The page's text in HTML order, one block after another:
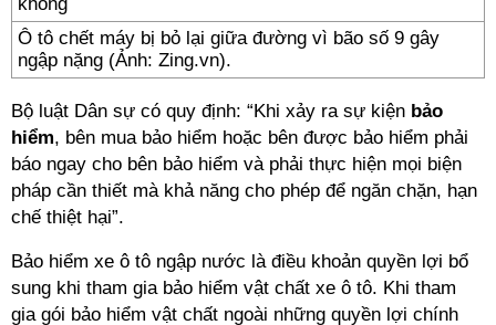
Ô tô chết máy bị bỏ lại giữa đường vì bão số 9 gây
ngập nặng (Ảnh: Zing.vn).
Bộ luật Dân sự có quy định: “Khi xảy ra sự kiện bảo
hiểm, bên mua bảo hiểm hoặc bên được bảo hiểm phải
báo ngay cho bên bảo hiểm và phải thực hiện mọi biện
pháp cần thiết mà khả năng cho phép để ngăn chặn, hạn
chế thiệt hại”.
Bảo hiểm xe ô tô ngập nước là điều khoản quyền lợi bổ
sung khi tham gia bảo hiểm vật chất xe ô tô. Khi tham
gia gói bảo hiểm vật chất ngoài những quyền lợi chính